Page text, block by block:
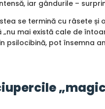
iar gândurile –
se termină cu râsete
„nu mai există cale de
psilocibină, pot însemna